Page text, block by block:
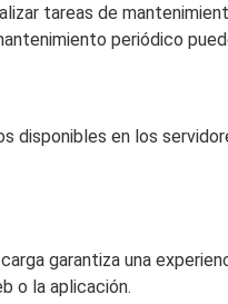
tareas de
periódico
disponibles en los
garantiza una
o la aplicación.